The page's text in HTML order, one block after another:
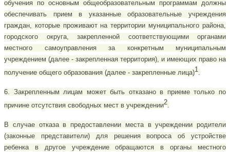
обучения по основным общеобразовательным программам должны
обеспечивать прием в указанные образовательные учреждения
граждан, которые проживают на территории муниципального района,
городского округа, закрепленной соответствующими органами
местного самоуправления за конкретным муниципальным
учреждением (далее - закрепленная территория), и имеющих право на
получение общего образования (далее - закрепленные лица)1.
6. Закрепленным лицам может быть отказано в приеме только по
причине отсутствия свободных мест в учреждении2.
В случае отказа в предоставлении места в учреждении родители
(законные представители) для решения вопроса об устройстве
ребенка в другое учреждение обращаются в органы местного